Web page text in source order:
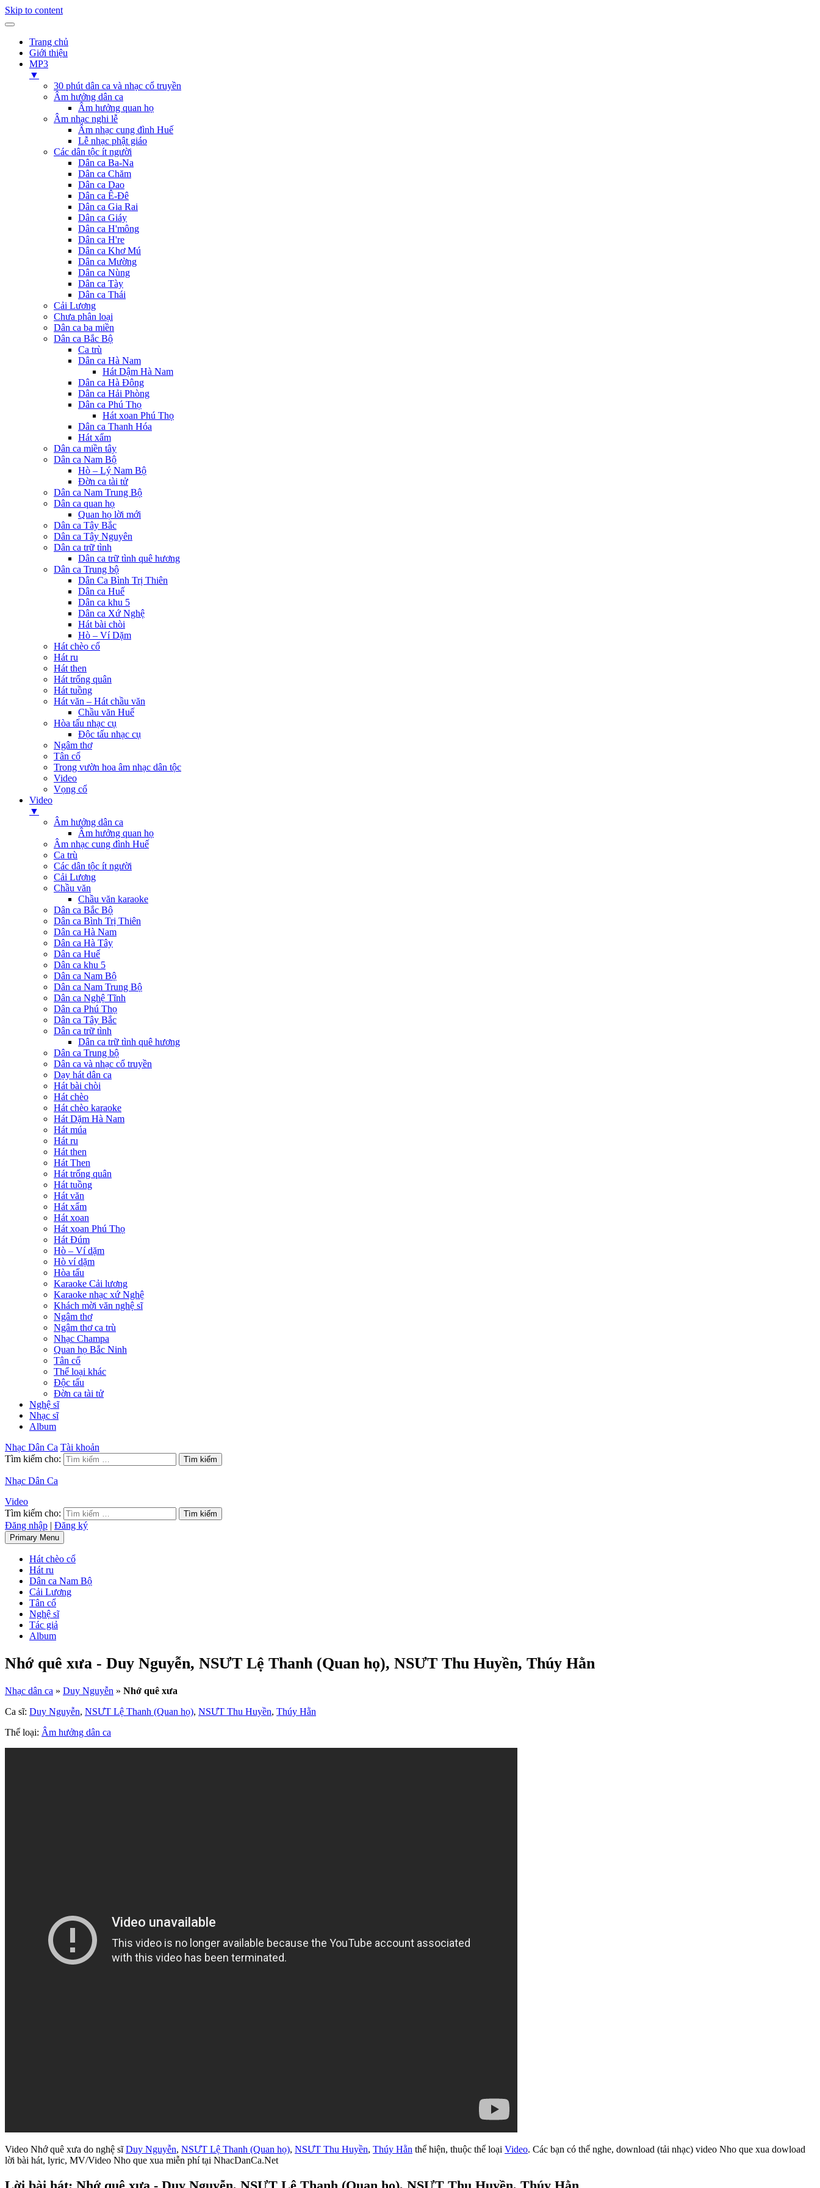
Skip to content
Trang chủ
Giới thiệu
MP3
▼
30 phút dân ca và nhạc cổ truyền
Âm hưởng dân ca
Âm hưởng quan họ
Âm nhạc nghi lễ
Âm nhạc cung đình Huế
Lễ nhạc phật giáo
Các dân tộc ít người
Dân ca Ba-Na
Dân ca Chăm
Dân ca Dao
Dân ca Ê-Đê
Dân ca Gia Rai
Dân ca Giáy
Dân ca H'mông
Dân ca H're
Dân ca Khơ Mú
Dân ca Mường
Dân ca Nùng
Dân ca Tày
Dân ca Thái
Cải Lương
Chưa phân loại
Dân ca ba miền
Dân ca Bắc Bộ
Ca trù
Dân ca Hà Nam
Hát Dậm Hà Nam
Dân ca Hà Đông
Dân ca Hải Phòng
Dân ca Phú Thọ
Hát xoan Phú Thọ
Dân ca Thanh Hóa
Hát xẩm
Dân ca miền tây
Dân ca Nam Bộ
Hò – Lý Nam Bộ
Đờn ca tài tử
Dân ca Nam Trung Bộ
Dân ca quan họ
Quan họ lời mới
Dân ca Tây Bắc
Dân ca Tây Nguyên
Dân ca trữ tình
Dân ca trữ tình quê hương
Dân ca Trung bộ
Dân Ca Bình Trị Thiên
Dân ca Huế
Dân ca khu 5
Dân ca Xứ Nghệ
Hát bài chòi
Hò – Ví Dặm
Hát chèo cổ
Hát ru
Hát then
Hát trống quân
Hát tuồng
Hát văn – Hát chầu văn
Chầu văn Huế
Hòa tấu nhạc cụ
Độc tấu nhạc cụ
Ngâm thơ
Tân cổ
Trong vườn hoa âm nhạc dân tộc
Video
Vọng cổ
Video
▼
Âm hưởng dân ca
Âm hưởng quan họ
Âm nhạc cung đình Huế
Ca trù
Các dân tộc ít người
Cải Lương
Chầu văn
Chầu văn karaoke
Dân ca Bắc Bộ
Dân ca Bình Trị Thiên
Dân ca Hà Nam
Dân ca Hà Tây
Dân ca Huế
Dân ca khu 5
Dân ca Nam Bộ
Dân ca Nam Trung Bộ
Dân ca Nghệ Tĩnh
Dân ca Phú Thọ
Dân ca Tây Bắc
Dân ca trữ tình
Dân ca trữ tình quê hương
Dân ca Trung bộ
Dân ca và nhạc cổ truyền
Dạy hát dân ca
Hát bài chòi
Hát chèo
Hát chèo karaoke
Hát Dặm Hà Nam
Hát múa
Hát ru
Hát then
Hát Then
Hát trống quân
Hát tuồng
Hát văn
Hát xẩm
Hát xoan
Hát xoan Phú Thọ
Hát Đúm
Hò – Ví dặm
Hò ví dặm
Hòa tấu
Karaoke Cải lương
Karaoke nhạc xứ Nghệ
Khách mời văn nghệ sĩ
Ngâm thơ
Ngâm thơ ca trù
Nhạc Champa
Quan họ Bắc Ninh
Tân cổ
Thể loại khác
Độc tấu
Đờn ca tài tử
Nghệ sĩ
Nhạc sĩ
Album
Nhạc Dân Ca Tài khoản
Tìm kiếm cho:
Nhạc Dân Ca
Video
Tìm kiếm cho:
Đăng nhập | Đăng ký
Primary Menu
Hát chèo cổ
Hát ru
Dân ca Nam Bộ
Cải Lương
Tân cổ
Nghệ sĩ
Tác giả
Album
Nhớ quê xưa - Duy Nguyễn, NSƯT Lệ Thanh (Quan họ), NSƯT Thu Huyền, Thúy Hằn
Nhạc dân ca » Duy Nguyễn » Nhớ quê xưa
Ca sĩ: Duy Nguyễn, NSƯT Lệ Thanh (Quan họ), NSƯT Thu Huyền, Thúy Hằn
Thể loại: Âm hưởng dân ca
Video Nhớ quê xưa do nghệ sĩDuy Nguyễn, NSƯT Lệ Thanh (Quan họ), NSƯT Thu Huyền, Thúy Hằn thể hiện, thuộc thể loại Video. Các bạn có thể nghe, download (tải nhạc) video Nho que xua dowload
lời bài hát, lyric, MV/Video Nho que xua miễn phí tại NhacDanCa.Net